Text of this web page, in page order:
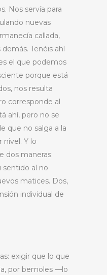
Nos servía para
nuevas
callada,
Tenéis ahí
el que podemos
porque está
nos resulta
corresponde al
ahí, pero no se
que no salga a la
nivel. Y lo
dos maneras:
sentido al no
matices. Dos,
individual de
exigir que lo que
por bemoles —lo